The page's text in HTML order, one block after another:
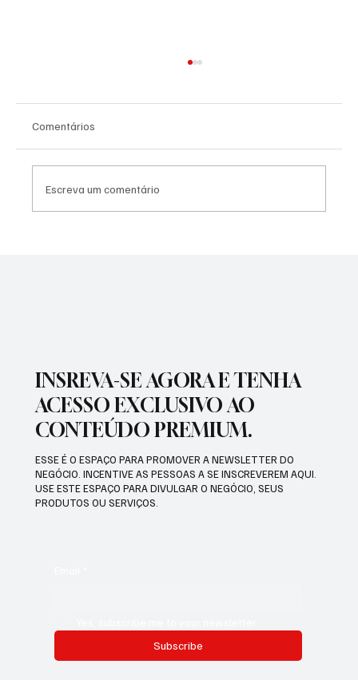
Comentários
Escreva um comentário
INSREVA-SE AGORA E TENHA
ACESSO EXCLUSIVO AO
CONTEÚDO PREMIUM.
ESSE É O ESPAÇO PARA PROMOVER A NEWSLETTER DO
NEGÓCIO. INCENTIVE AS PESSOAS A SE INSCREVEREM AQUI.
USE ESTE ESPAÇO PARA DIVULGAR O NEGÓCIO, SEUS
PRODUTOS OU SERVIÇOS.
Subscribe